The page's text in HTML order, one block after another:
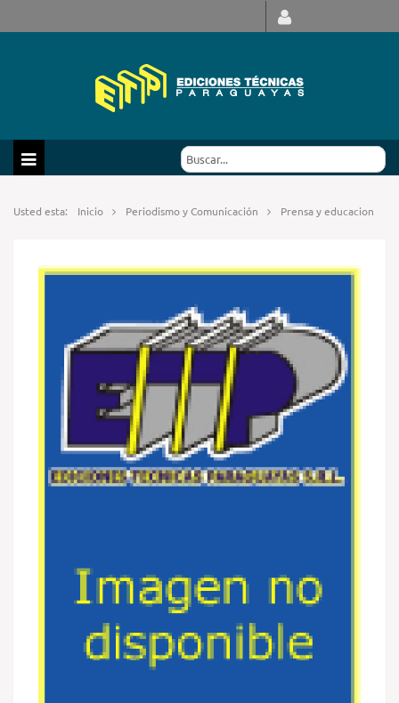
Usted esta: Inicio Periodismo y Comunicación Prensa y educacion